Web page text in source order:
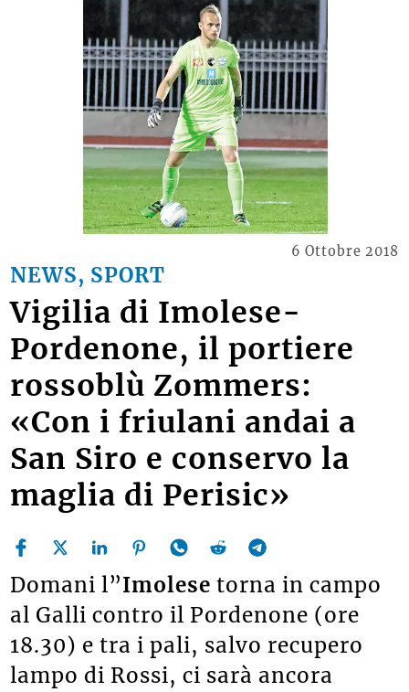
NEWS, SPORT
6 Ottobre 2018
Vigilia di Imolese-
Pordenone, il portiere
rossoblù Zommers:
«Con i friulani andai a
San Siro e conservo la
maglia di Perisic»
Domani l”Imolese torna in campo
al Galli contro il Pordenone (ore
18.30) e tra i pali, salvo recupero
lampo di Rossi, ci sarà ancora